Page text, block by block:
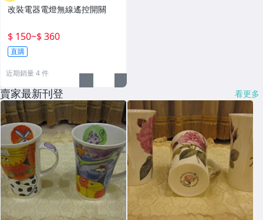
改裝電器電燈無線遙控開關
$ 150~$ 360
直購
近期銷量 4 件
賣家最新刊登 看更多